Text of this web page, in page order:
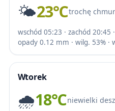
🌤️23℃trochę chmur
wschód 05:23 · zachód
opady 0.12 mm · wilg. 53% ·
Wtorek
🌧️18℃niewielki